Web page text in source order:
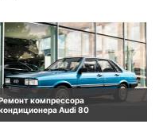
компрессора
Audi 80